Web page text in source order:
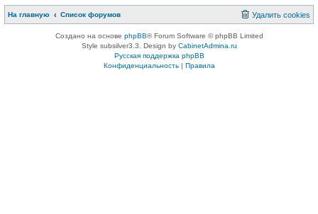
На главную Список форумов Удалить cookies
Создано на основе phpBB® Forum Software © phpBB Limited
Style subsilver3.3. Design by CabinetAdmina.ru
Русская поддержка phpBB
Конфиденциальность| Правила